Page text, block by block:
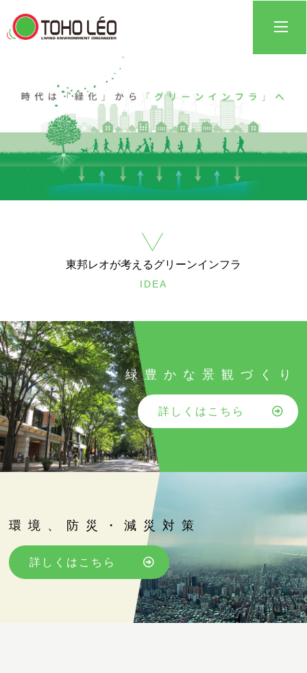
東邦レオが考えるグリーンインフラ
IDEA
緑豊かな景観づくり
詳しくはこちら
環境、防災・減災対策
詳しくはこちら